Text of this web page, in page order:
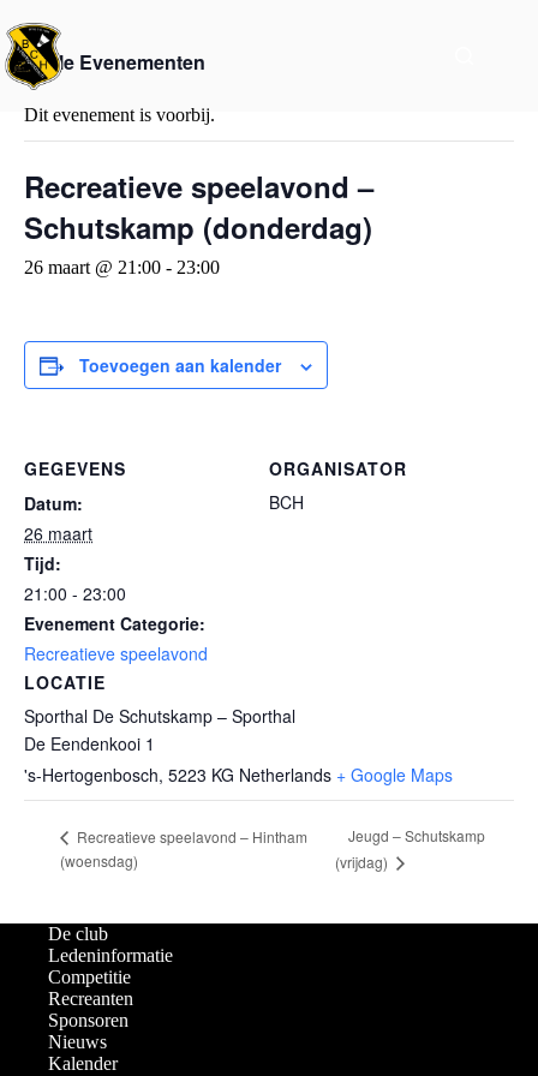
« Alle Evenementen
Dit evenement is voorbij.
Recreatieve speelavond –
Schutskamp (donderdag)
26 maart @ 21:00 - 23:00
Toevoegen aan kalender
GEGEVENS
Datum:
26 maart
Tijd:
21:00 - 23:00
Evenement Categorie:
Recreatieve speelavond
LOCATIE
Sporthal De Schutskamp – Sporthal
De Eendenkooi 1
's-Hertogenbosch, 5223 KG Netherlands + Google Maps
ORGANISATOR
BCH
Recreatieve speelavond – Hintham
(woensdag)
Jeugd – Schutskamp
(vrijdag)
De club
Ledeninformatie
Competitie
Recreanten
Sponsoren
Nieuws
Kalender